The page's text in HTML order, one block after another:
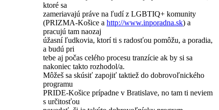
ktoré sa
zameriavajú práve na ľudí z LGBTIQ+ komunity
(PRIZMA-Košice a http://www.inporadna.sk) a
pracujú tam naozaj
úžasní ľudkovia, ktorí ti s radosťou pomôžu, a poradia,
a budú pri
tebe aj počas celého procesu tranzície ak by si sa
nakoniec takto rozhodol/a.
Môžeš sa skúsiť zapojiť taktiež do dobrovoľnického
programu
PRIDE-Košice prípadne v Bratislave, no tam ti neviem
s určitosťou